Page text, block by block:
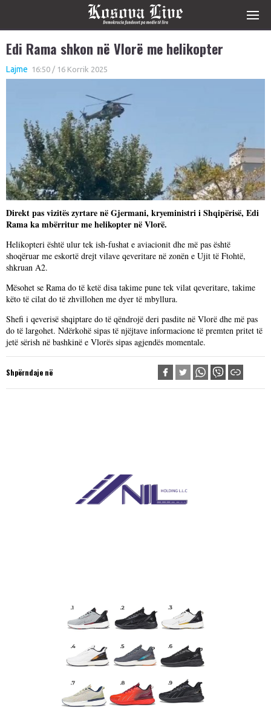
Edi Rama shkon në Vlorë me helikopter
Lajme 16:50 / 16 Korrik 2025
Direkt pas vizitës zyrtare në Gjermani, kryeministri i Shqipërisë, Edi
Rama ka mbërritur me helikopter në Vlorë.
Helikopteri është ulur tek ish-fushat e aviacionit dhe më pas është
shoqëruar me eskortë drejt vilave qeveritare në zonën e Ujit të Ftohtë,
shkruan A2.
Mësohet se Rama do të ketë disa takime pune tek vilat qeveritare, takime
këto të cilat do të zhvillohen me dyer të mbyllura.
Shefi i qeverisë shqiptare do të qëndrojë deri pasdite në Vlorë dhe më pas
do të largohet. Ndërkohë sipas të njëjtave informacione të premten pritet të
jetë sërish në bashkinë e Vlorës sipas agjendës momentale.
Shpërndaje në